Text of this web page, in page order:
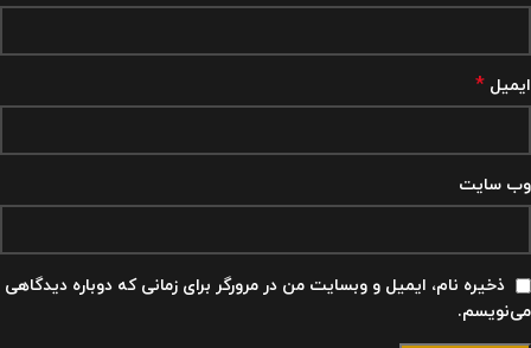
ایمیل *
وب‌ سایت
ذخیره نام، ایمیل و وبسایت من در مرورگر برای زمانی که دوباره دیدگاهی
می‌نویسم.